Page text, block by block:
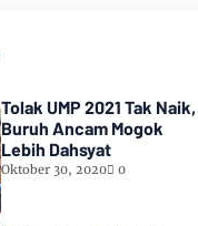
Tolak UMP 2021 Tak Naik,
Buruh Ancam Mogok
Lebih Dahsyat
Oktober 30, 2020 0